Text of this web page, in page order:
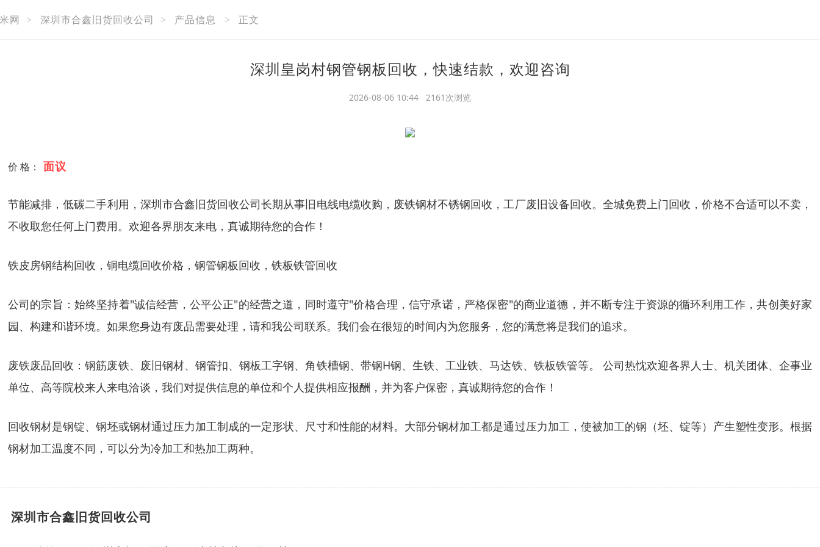
网 > 深圳市合鑫旧货回收公司 > 产品信息 > 正文
深圳皇岗村钢管钢板回收，快速结款，欢迎咨询
2026-08-06 10:44 2161次浏览
价 格： 面议
节能减排，低碳二手利用，深圳市合鑫旧货回收公司长期从事旧电线电缆收购，废铁钢材不锈钢回收，工厂废旧设备回收。全城免费上门回收，价格不合适可以不卖，
不收取您任何上门费用。欢迎各界朋友来电，真诚期待您的合作！
铁皮房钢结构回收，铜电缆回收价格，钢管钢板回收，铁板铁管回收
公司的宗旨：始终坚持着"诚信经营，公平公正"的经营之道，同时遵守"价格合理，信守承诺，严格保密"的商业道德，并不断专注于资源的循环利用工作，共创美好家
园、构建和谐环境。如果您身边有废品需要处理，请和我公司联系。我们会在很短的时间内为您服务，您的满意将是我们的追求。
废铁废品回收：钢筋废铁、废旧钢材、钢管扣、钢板工字钢、角铁槽钢、带钢H钢、生铁、工业铁、马达铁、铁板铁管等。 公司热忱欢迎各界人士、机关团体、企事业
单位、高等院校来人来电洽谈，我们对提供信息的单位和个人提供相应报酬，并为客户保密，真诚期待您的合作！
回收钢材是钢锭、钢坯或钢材通过压力加工制成的一定形状、尺寸和性能的材料。大部分钢材加工都是通过压力加工，使被加工的钢（坯、锭等）产生塑性变形。根据
钢材加工温度不同，可以分为冷加工和热加工两种。
深圳市合鑫旧货回收公司